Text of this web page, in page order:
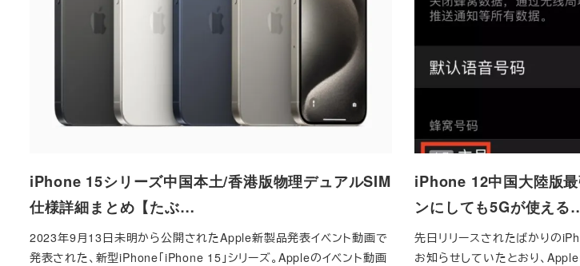
iPhone 15シリーズ中国本土/香港版物理デュアルSIM
仕様詳細まとめ【たぶ…
2023年9月13日未明から公開されたApple新製品発表イベント動画で
発表された、新型iPhone「iPhone 15」シリーズ。Appleのイベント動画
iPhone 12中国大陸版
ンにしても5Gが使える
先日リリースされたばかりの
お知らせしていたとおり、